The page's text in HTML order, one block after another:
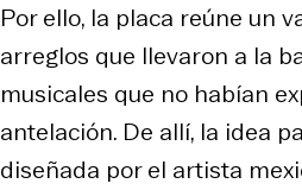
Por ello, la placa reúne un
arreglos que llevaron a la
musicales que no habían
antelación. De allí, la idea
diseñada por el artista